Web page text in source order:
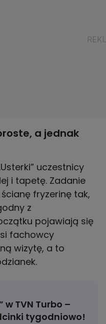
a jednak
uczestnicy
i tapetę. Zadanie
fryzerinę tak,
z
pojawiają się
fachowcy
wizytę, a to
w TVN Turbo –
tygodniowo!